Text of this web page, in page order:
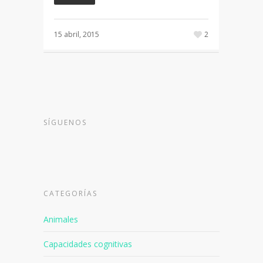
15 abril, 2015 2
SÍGUENOS
CATEGORÍAS
Animales
Capacidades cognitivas